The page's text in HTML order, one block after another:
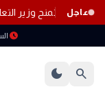
عاجل
هيروشيما تمنح وزير
schedule السبت
search
dark_mode